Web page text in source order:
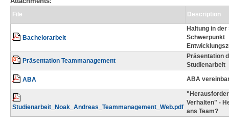
File Description
Bachelorarbeit
Haltung in
Schwerpunkt
Präsentation Teammanagement
Präsentation
Studienarbeit
ABA ABA
Studienarbeit_Noak_Andreas_Teammanagement_Web.pdf
Verhalten" -
ans Team?